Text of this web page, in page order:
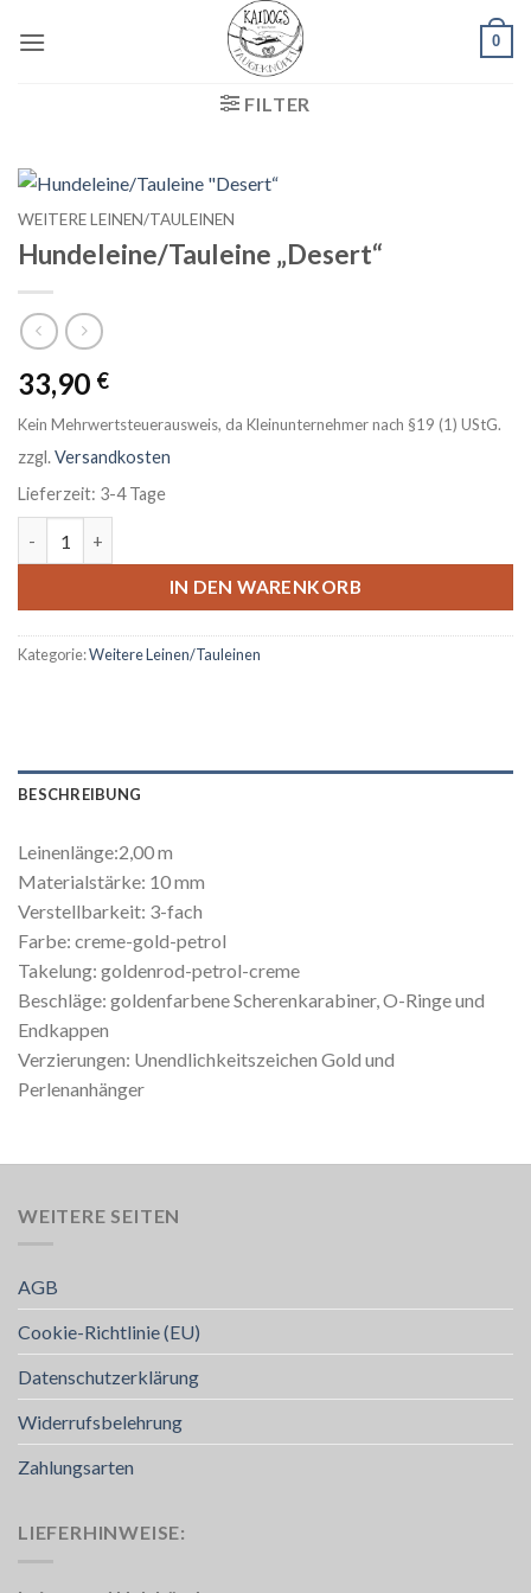
Inhalt
0
FILTER
WEITERE LEINEN/TAULEINEN
Hundeleine/Tauleine „Desert“
33,90 €
Kein Mehrwertsteuerausweis, da Kleinunternehmer nach §19 (1) UStG.
zzgl.Versandkosten
Lieferzeit: 3-4 Tage
IN DEN WARENKORB
Kategorie:Weitere Leinen/Tauleinen
BESCHREIBUNG
Leinenlänge:2,00 m
Materialstärke: 10 mm
Verstellbarkeit: 3-fach
Farbe: creme-gold-petrol
Takelung: goldenrod-petrol-creme
Beschläge: goldenfarbene Scherenkarabiner, O-Ringe und
Endkappen
Verzierungen: Unendlichkeitszeichen Gold und
Perlenanhänger
WEITERE SEITEN
AGB
Cookie-Richtlinie (EU)
Datenschutzerklärung
Widerrufsbelehrung
Zahlungsarten
LIEFERHINWEISE: